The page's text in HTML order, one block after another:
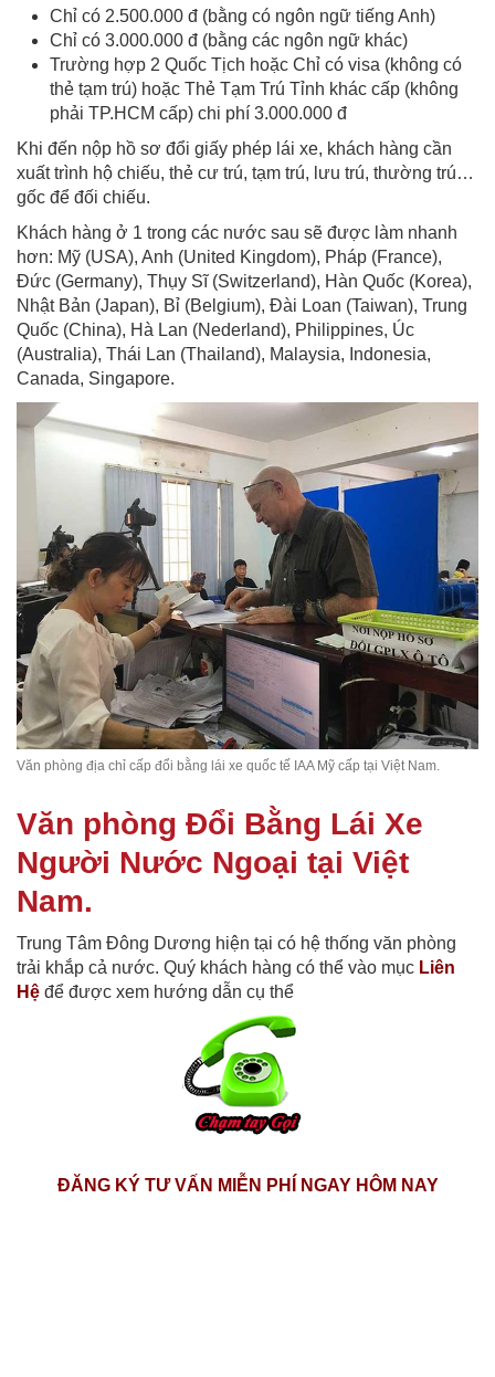
Chỉ có 2.500.000 đ (bằng có ngôn ngữ tiếng Anh)
Chỉ có 3.000.000 đ (bằng các ngôn ngữ khác)
Trường hợp 2 Quốc Tịch hoặc Chỉ có visa (không có
thẻ tạm trú) hoặc Thẻ Tạm Trú Tỉnh khác cấp (không
phải TP.HCM cấp) chi phí 3.000.000 đ
Khi đến nộp hồ sơ đổi giấy phép lái xe, khách hàng cần
xuất trình hộ chiếu, thẻ cư trú, tạm trú, lưu trú, thường trú…
gốc để đối chiếu.
Khách hàng ở 1 trong các nước sau sẽ được làm nhanh
hơn: Mỹ (USA), Anh (United Kingdom), Pháp (France),
Đức (Germany), Thụy Sĩ (Switzerland), Hàn Quốc (Korea),
Nhật Bản (Japan), Bỉ (Belgium), Đài Loan (Taiwan), Trung
Quốc (China), Hà Lan (Nederland), Philippines, Úc
(Australia), Thái Lan (Thailand), Malaysia, Indonesia,
Canada, Singapore.
Văn phòng địa chỉ cấp đổi bằng lái xe quốc tế IAA Mỹ cấp tại Việt Nam.
Văn phòng Đổi Bằng Lái Xe
Người Nước Ngoại tại Việt
Nam.
Trung Tâm Đông Dương hiện tại có hệ thống văn phòng
trải khắp cả nước. Quý khách hàng có thể vào mục Liên
Hệ để được xem hướng dẫn cụ thể
ĐĂNG KÝ TƯ VẤN MIỄN PHÍ NGAY HÔM NAY